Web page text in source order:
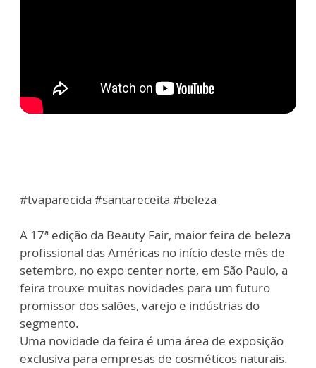
#tvaparecida #santareceita #beleza
A 17ª edição da Beauty Fair, maior feira de beleza
profissional das Américas no início deste mês de
setembro, no expo center norte, em São Paulo, a
feira trouxe muitas novidades para um futuro
promissor dos salões, varejo e indústrias do
segmento.
Uma novidade da feira é uma área de exposição
exclusiva para empresas de cosméticos naturais.